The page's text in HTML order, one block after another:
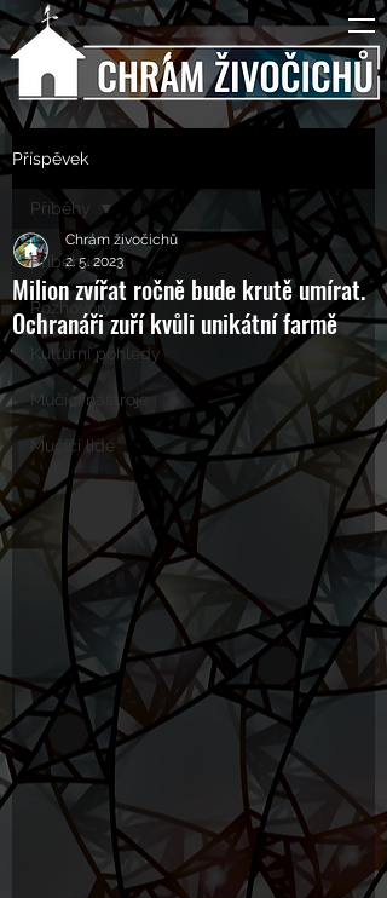
Příspěvek
Příběhy
Rozhovory
Kulturní pohledy
Mučící nástroje
Mučící lidé
Příběhy
Milion zvířat ročně bude krutě umírat.
Ochranáři zuří kvůli unikátní farmě
Chrám živočichů
2. 5. 2023